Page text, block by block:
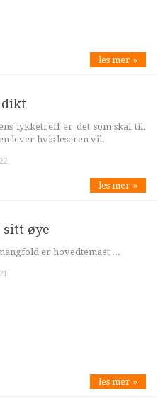
les mer »
dikt
lykketreff er det som skal til.
lever hvis leseren vil.
les mer »
øye
er hovedtemaet ...
les mer »